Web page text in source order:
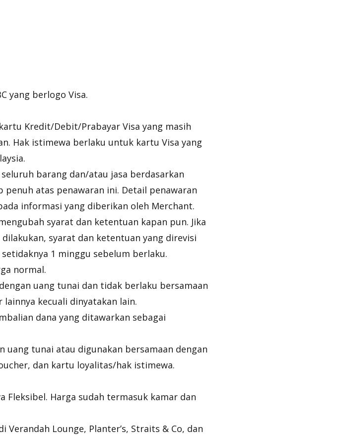
yang berlogo Visa.
Kredit/Debit/Prabayar Visa yang masih
Hak istimewa berlaku untuk kartu Visa yang
barang dan/atau jasa berdasarkan
atas penawaran ini. Detail penawaran
informasi yang diberikan oleh Merchant.
syarat dan ketentuan kapan pun. Jika
syarat dan ketentuan yang direvisi
1 minggu sebelum berlaku.
normal.
uang tunai dan tidak berlaku bersamaan
kecuali dinyatakan lain.
dana yang ditawarkan sebagai
uang tunai atau digunakan bersamaan dengan
dan kartu loyalitas/hak istimewa.
Fleksibel. Harga sudah termasuk kamar dan
Verandah Lounge, Planter’s, Straits & Co, dan